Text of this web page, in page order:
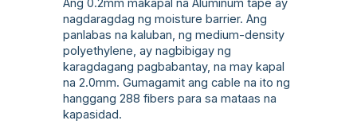
Ang 0.2mm makapal na Aluminum tape ay
nagdaragdag ng moisture barrier. Ang
panlabas na kaluban, ng medium-density
polyethylene, ay nagbibigay ng
karagdagang pagbabantay, na may kapal
na 2.0mm. Gumagamit ang cable na ito ng
hanggang 288 fibers para sa mataas na
kapasidad.